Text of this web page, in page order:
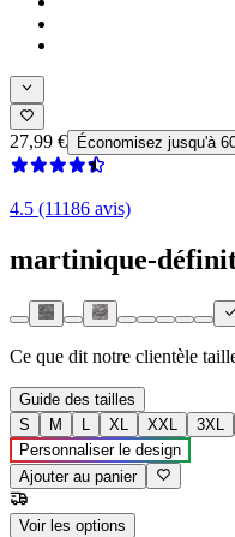
27,99 € Économisez jusqu'à
4.5 (11186 avis)
martinique-
Ce que dit notre clientèle
Guide des tailles
S
M L XL XXL 3XL
Personnaliser le design
Ajouter au panier
Voir les options